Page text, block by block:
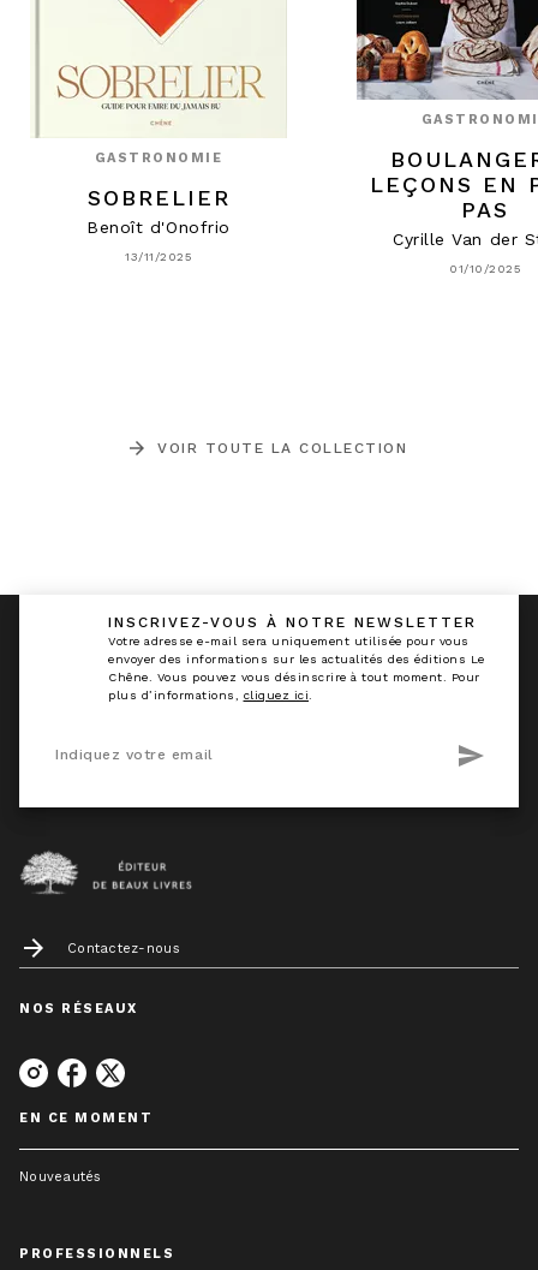
GASTRONOMIE
SOBRELIER
Benoît d'Onofrio
13/11/2025
LEÇONS EN
PAS
Cyrille Van der
01/10/2025
arrow_forward VOIR TOUTE LA COLLECTION
INSCRIVEZ-VOUS À NOTRE NEWSLETTER
Votre adresse e-mail sera uniquement utilisée pour vous
envoyer des informations sur les actualités des éditions Le
Chêne. Vous pouvez vous désinscrire à tout moment. Pour
plus d’informations, cliquez ici.
Indiquez votre email send
arrow_forward Contactez-nous
NOS RÉSEAUX
EN CE MOMENT
Nouveautés
PROFESSIONNELS